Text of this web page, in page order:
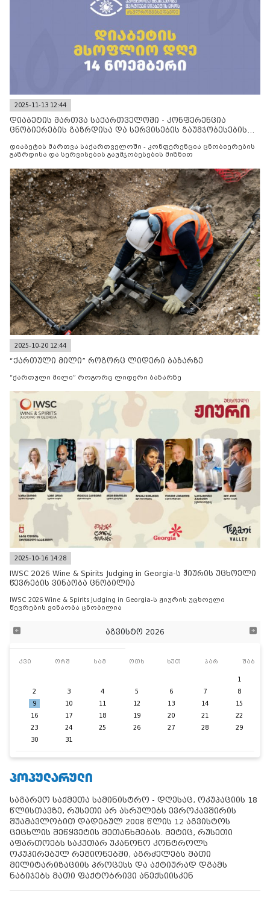
2025-11-13 12:44
დიაბეტის მართვა საქართველოში - კონფერენცია
ცნობიერების გაზრდისა და სერვისების გაუმჯობესების
დიაბეტის მართვა საქართველოში - კონფერენცია ცნობიერების
გაზრდისა და სერვისების გაუმჯობესების მიზნით
2025-10-20 12:44
“ქართული მილი” როგორც ლიდერი ბაზარზე
“ქართული მილი” როგორც ლიდერი ბაზარზე
2025-10-16 14:28
IWSC 2026 Wine & Spirits Judging in Georgia-ს ჟიურის უცხოელი
წევრების ვინაობა ცნობილია
IWSC 2026 Wine & Spirits Judging in Georgia-ს ჟიურის უცხოელი
წევრების ვინაობა ცნობილია
აგვისტო 2026
კვი ორშ სამ ოთხ ხუთ პარ შაბ
1
2
3 4 5 6 7
8
9
10 11 12 13 14
15
16
17 18 19 20 21
22
23
24 25 26 27 28
29
30
31
ᲞᲝᲞᲣᲚᲐᲠᲣᲚᲘ
საგარეო საქმეთა სამინისტრო - დღესაც, ოკუპაციის 18
წლისთავზე, რუსეთი არ ასრულებს ევროკავშირის
შუამავლობით დადებულ 2008 წლის 12 აგვისტოს
ცეცხლის შეწყვეტის შეთანხმებას. მეტიც, რუსეთი
აფართოებს საკუთარ უკანონო კონტროლს
ოკუპირებულ რეგიონებში, აგრძელებს მათი
მილიტარიზაციის პროცესს და აქტიურად დგამს
ნაბიჯებს მათი ფაქტობრივი ანექსიისკენ